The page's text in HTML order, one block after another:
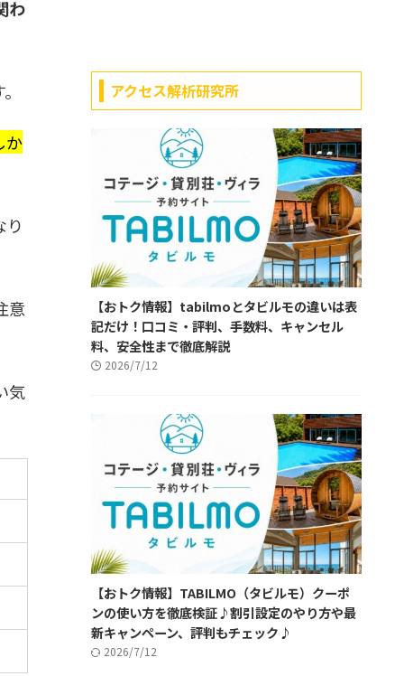
わ
か
り
意
気
アクセス解析研究所
【おトク情報】tabilmoとタビルモの違いは表
記だけ！口コミ・評判、手数料、キャンセル
料、安全性まで徹底解説
2026/7/12
【おトク情報】TABILMO（タビルモ）クーポ
ンの使い方を徹底検証♪割引設定のやり方や最
新キャンペーン、評判もチェック♪
2026/7/12